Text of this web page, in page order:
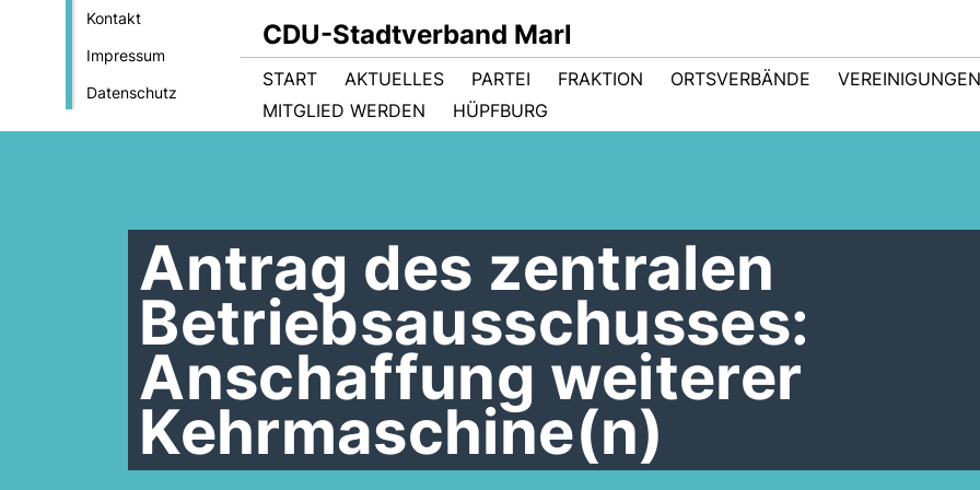
Kontakt
Impressum
Datenschutz
CDU-Stadtverband Marl
START AKTUELLES PARTEI FRAKTION ORTSVERBÄNDE
VEREINIGUNGEN
MITGLIED WERDEN
HÜPFBURG
Antrag des zentralen
Betriebsausschusses:
Anschaffung weiterer
Kehrmaschine(n)